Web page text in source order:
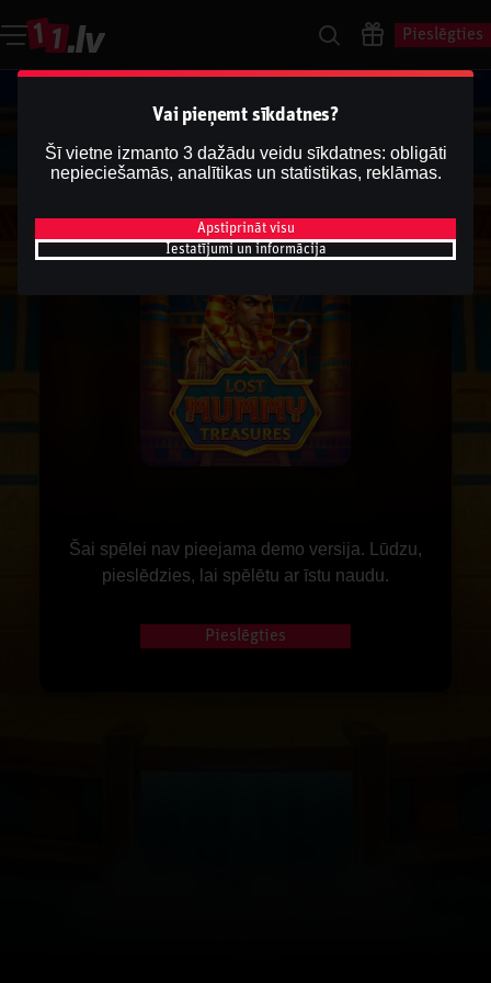
Pieslēgties
Šai spēlei nav pieejama demo versija. Lūdzu,
pieslēdzies, lai spēlētu ar īstu naudu.
Pieslēgties
Vai pieņemt sīkdatnes?
Šī vietne izmanto 3 dažādu veidu sīkdatnes: obligāti
nepieciešamās, analītikas un statistikas, reklāmas.
Apstiprināt visu
Iestatījumi un informācija